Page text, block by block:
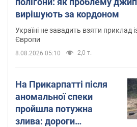
вирішують за кордоном
Україні не завадить взяти приклад
Європи
8.08.2026 05:10 2,0 т.
На Прикарпатті після
аномальної спеки
пройшла потужна
злива: дороги